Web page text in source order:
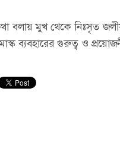
বলায় মুখ থেকে নিঃসৃত
ব্যবহারের গুরুত্ব ও